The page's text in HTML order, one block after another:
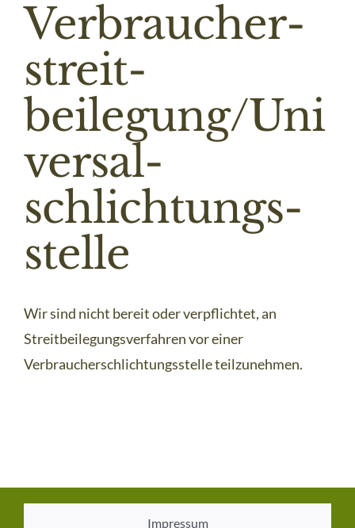
Verbraucher­
streit­
beilegung/Uni
versal­
schlichtungs­
stelle
Wir sind nicht bereit oder verpflichtet, an
Streitbeilegungsverfahren vor einer
Verbraucherschlichtungsstelle teilzunehmen.
Impressum